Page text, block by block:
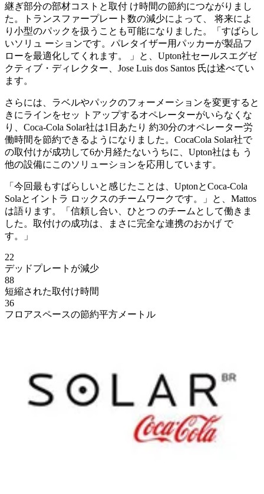
継ぎ部分の部材コストと取付 け時間の節約につながりまし
た。トランスファープレート数の減少によって、 将来によ
り小型のパックを扱うことも可能になりました。「すばらし
いソリュ ーションです。パレタイザー用パッカーが製品フ
ローを最適化してくれます。 」と、Upton社セールスエグゼ
クティブ・ディレクター、Jose Luis dos Santos 氏は述べてい
ます。
さらには、ラベルやパックのフォーメーションを変更すると
きにラインをセッ トアップするオペレーターがいらなくな
り、Coca-Cola Solar社は1日あたり 約30分のオペレーター労
働時間を節約できるようになりました。CocaCola Solar社で
の取付けが成功して6か月経たないうちに、Upton社はも う
他の設備にこのソリューションを応用しています。
「今回最もすばらしいと感じたことは、UptonとCoca-Cola
Solaとイントラ ロックスのチームワークです。」と、Mattos
は語ります。「信頼し合い、ひとつ のチームとして働きま
した。取付けの成功は、まさに完全な連携のおかげ で
す。」
22
デッドプレートが減少
88
短縮された取付け時間
36
フロアスペースの節約平方メートル